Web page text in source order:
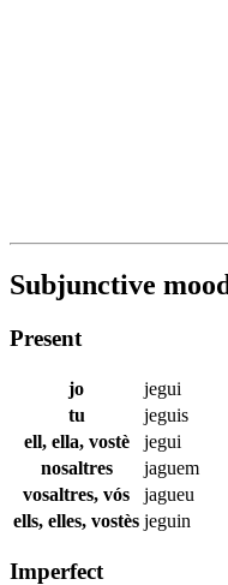
Subjunctive mood
Present
jo
jegui
tu
jeguis
ell, ella, vostè
jegui
nosaltres
jaguem
vosaltres, vós
jagueu
ells, elles, vostès jeguin
Imperfect